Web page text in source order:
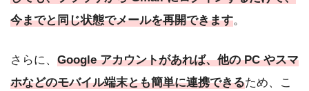
今までと同じ状態でメールを再開できます。
さらに、 Google アカウントがあれば、他の PC やスマ
ホなどのモバイル端末とも簡単に連携できるため、こ